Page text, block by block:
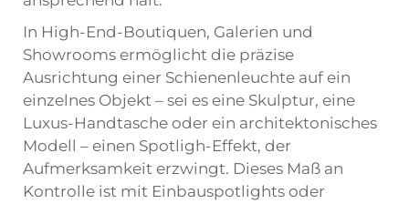
In High-End-Boutiquen, Galerien und
Showrooms ermöglicht die präzise
Ausrichtung einer Schienenleuchte auf ein
einzelnes Objekt – sei es eine Skulptur, eine
Luxus-Handtasche oder ein architektonisches
Modell – einen Spotligh-Effekt, der
Aufmerksamkeit erzwingt. Dieses Maß an
Kontrolle ist mit Einbauspotlights oder